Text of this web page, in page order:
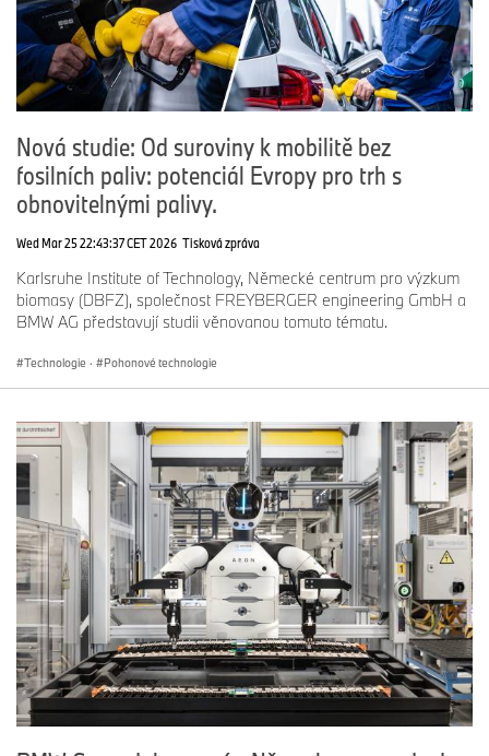
Nová studie: Od suroviny k mobilitě bez
fosilních paliv: potenciál Evropy pro trh s
obnovitelnými palivy.
Wed Mar 25 22:43:37 CET 2026 Tisková zpráva
Karlsruhe Institute of Technology, Německé centrum pro výzkum
biomasy (DBFZ), společnost FREYBERGER engineering GmbH a
BMW AG představují studii věnovanou tomuto tématu.
Technologie · Pohonové technologie